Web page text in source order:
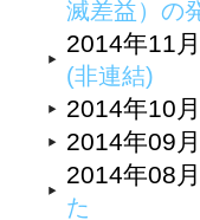
滅差益）の
2014年11
(非連結)
2014年10
2014年09
2014年08
た